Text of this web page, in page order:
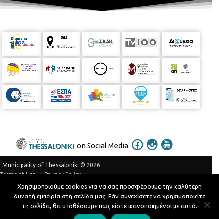
on Social Media
Municipality of Thessaloniki © 2026
Terms of Use
Privacy Policy
Telephone Catalog
Developed byMyCompany Projects
Χρησιμοποιούμε cookies για να σας προσφέρουμε την καλύτερη
δυνατή εμπειρία στη σελίδα μας. Εάν συνεχίσετε να χρησιμοποιείτε
τη σελίδα, θα υποθέσουμε πως είστε ικανοποιημένοι με αυτό.